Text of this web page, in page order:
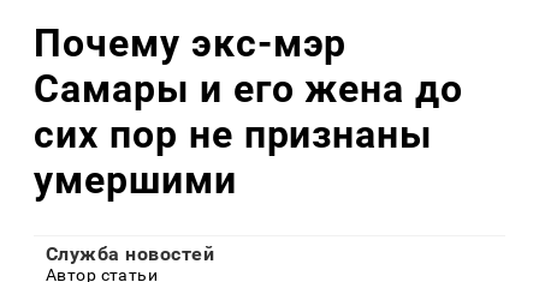
Почему экс-мэр
Самары и его жена до
сих пор не признаны
умершими
Служба новостей
Автор статьи